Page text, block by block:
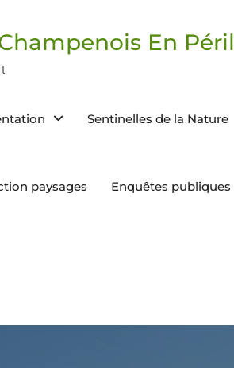
En Péril
Sentinelles de la Nature
paysages Enquêtes publiques